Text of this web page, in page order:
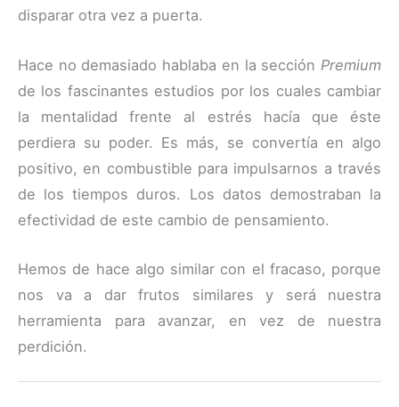
disparar otra vez a puerta.
Hace no demasiado hablaba en la sección Premium
de los fascinantes estudios por los cuales cambiar
la mentalidad frente al estrés hacía que éste
perdiera su poder. Es más, se convertía en algo
positivo, en combustible para impulsarnos a través
de los tiempos duros. Los datos demostraban la
efectividad de este cambio de pensamiento.
Hemos de hace algo similar con el fracaso, porque
nos va a dar frutos similares y será nuestra
herramienta para avanzar, en vez de nuestra
perdición.